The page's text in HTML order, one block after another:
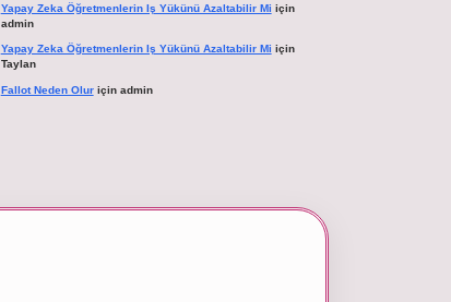
Yapay Zeka Öğretmenlerin Iş Yükünü Azaltabilir Mi için
admin
Yapay Zeka Öğretmenlerin Iş Yükünü Azaltabilir Mi için
Taylan
Fallot Neden Oluriçin admin